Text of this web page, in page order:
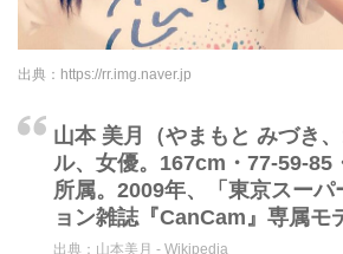
出典： https://rr.img.naver.jp
山本 美月（やまもと みづき
ル、女優。167cm・77-59-85
所属。2009年、「東京スー
ョン雑誌『CanCam』専属モ
出典： 山本美月 - Wikipedia